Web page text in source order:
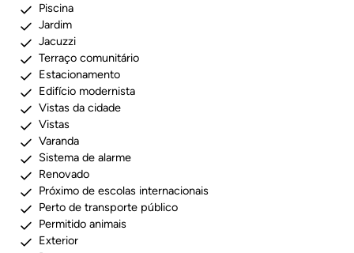
Piscina
Jardim
Jacuzzi
Terraço comunitário
Estacionamento
Edifício modernista
Vistas da cidade
Vistas
Varanda
Sistema de alarme
Renovado
Próximo de escolas internacionais
Perto de transporte público
Permitido animais
Exterior